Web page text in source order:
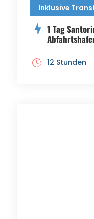
Inklusive
1 Tag
12 Stunden